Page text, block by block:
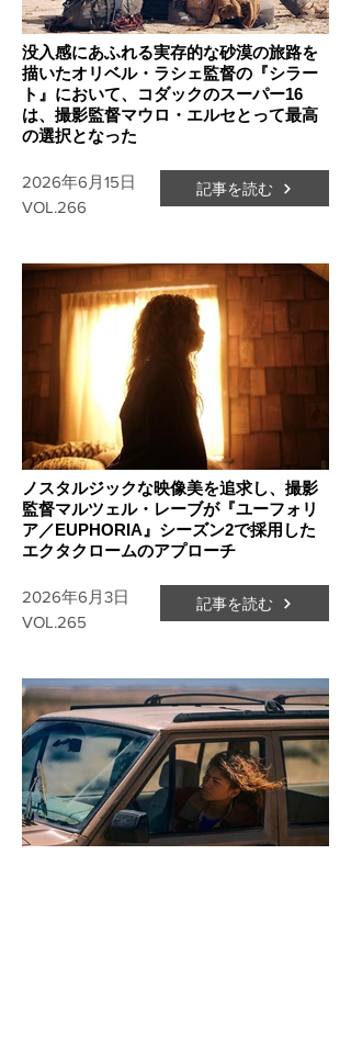
没入感にあふれる実存的な砂漠の旅路を
描いたオリベル・ラシェ監督の『シラー
ト』において、コダックのスーパー16
は、撮影監督マウロ・エルセとって最高
の選択となった
2026年6月15日
VOL.266
記事を読む
ノスタルジックな映像美を追求し、撮影
監督マルツェル・レーブが『ユーフォリ
ア／EUPHORIA』シーズン2で採用した
エクタクロームのアプローチ
2026年6月3日
VOL.265
記事を読む